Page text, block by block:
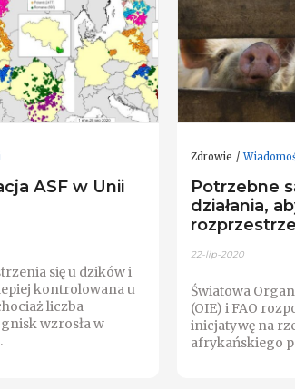
ASF w Unii
się u dzików i
kontrolowana u
liczba
wzrosła w
Zdrowie
Potrzebne
działania,
22-lip-2020
Światowa
(OIE) i FAO
inicjatywę na
afrykańskiego